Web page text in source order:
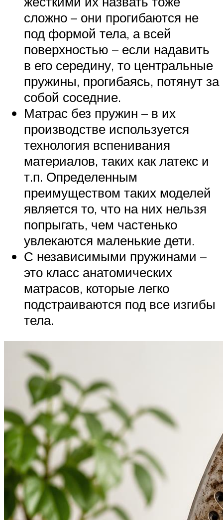
сложно – они прогибаются не
под формой тела, а всей
поверхностью – если надавить
в его середину, то центральные
пружины, прогибаясь, потянут за
собой соседние.
Матрас без пружин – в их
производстве используется
технология вспенивания
материалов, таких как латекс и
т.п. Определенным
преимуществом таких моделей
является то, что на них нельзя
попрыгать, чем частенько
увлекаются маленькие дети.
С независимыми пружинами –
это класс анатомических
матрасов, которые легко
подстраиваются под все изгибы
тела.